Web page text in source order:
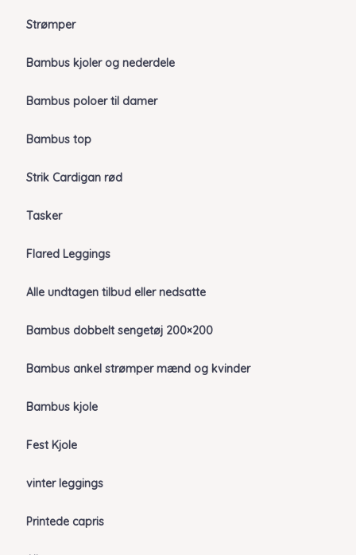
Strømper
Bambus kjoler og nederdele
Bambus poloer til damer
Bambus top
Strik Cardigan rød
Tasker
Flared Leggings
Alle undtagen tilbud eller nedsatte
Bambus dobbelt sengetøj 200×200
Bambus ankel strømper mænd og kvinder
Bambus kjole
Fest Kjole
vinter leggings
Printede capris